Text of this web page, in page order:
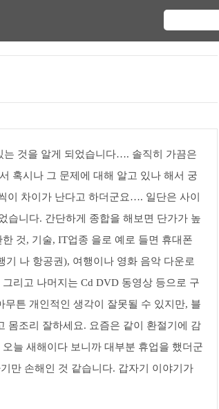
는 것을 알게 되었습니다…. 솔직히 가끔은
혹시나 그 문제에 대해 알고 있나 해서 궁
이 차이가 난다고 하더군요…. 일단은 사이
습니다. 간단하게 종합을 해보면 단가가 높
것, 기술, IT업종 을로 예로 들면 휴대폰
나 항공권), 여행이나 영화 음악 다운로
리고 나머지는 Cd DVD 동영상 등으로 구
튼 개인적인 생각이 잘못될 수 있지만, 블
몸조리 잘하세요. 요즘은 같이 환절기에 감
늘 새해이다 보니까 대부분 휴업을 했더군
만 손해인 것 같습니다. 갑자기 이야기가